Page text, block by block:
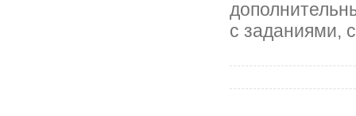
с заданиями,